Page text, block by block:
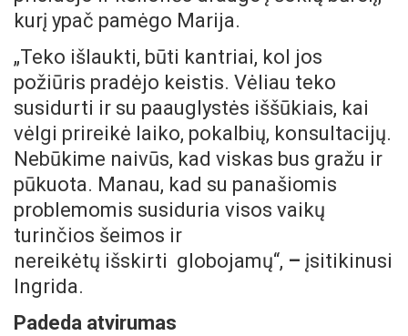
kurį ypač pamėgo Marija.
„Teko išlaukti, būti kantriai, kol jos
požiūris pradėjo keistis. Vėliau teko
susidurti ir su paauglystės iššūkiais, kai
vėlgi prireikė laiko, pokalbių, konsultacijų.
Nebūkime naivūs, kad viskas bus gražu ir
pūkuota. Manau, kad su panašiomis
problemomis susiduria visos vaikų
turinčios šeimos ir
nereikėtų išskirti globojamų“, – įsitikinusi
Ingrida.
Padeda atvirumas